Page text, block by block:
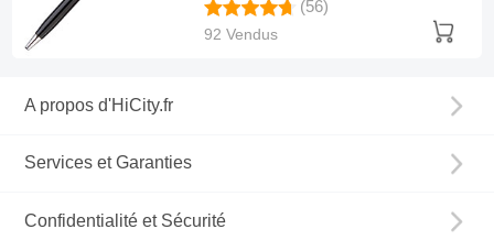
(56)
92 Vendus
A propos d'HiCity.fr
Services et Garanties
Confidentialité et Sécurité